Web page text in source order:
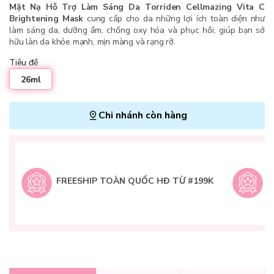
Mặt Nạ Hỗ Trợ Làm Sáng Da Torriden Cellmazing Vita C
Brightening Mask cung cấp cho da những lợi ích toàn diện như
làm sáng da, dưỡng ẩm, chống oxy hóa và phục hồi, giúp bạn sở
hữu làn da khỏe mạnh, mịn màng và rạng rỡ.
Tiêu đề
26ml
Chi nhánh còn hàng
FREESHIP TOÀN QUỐC HĐ TỪ #199K